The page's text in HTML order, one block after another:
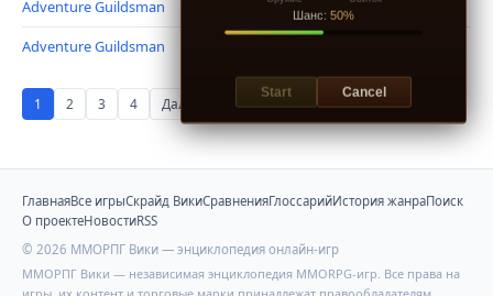
Adventure Guildsman
Adventure Guildsman
1 2 3 4 Далее →
ГлавнаяВсе игрыСкрайд ВикиСравненияГлоссарийИстория жанраПоиск
О проектеНовостиRSS
© 2026 ММОРПГ Вики — энциклопедия онлайн-игр
ММОРПГ Вики — независимая энциклопедия MMORPG-игр. Все права на
Шанс: 50%
Start Cancel